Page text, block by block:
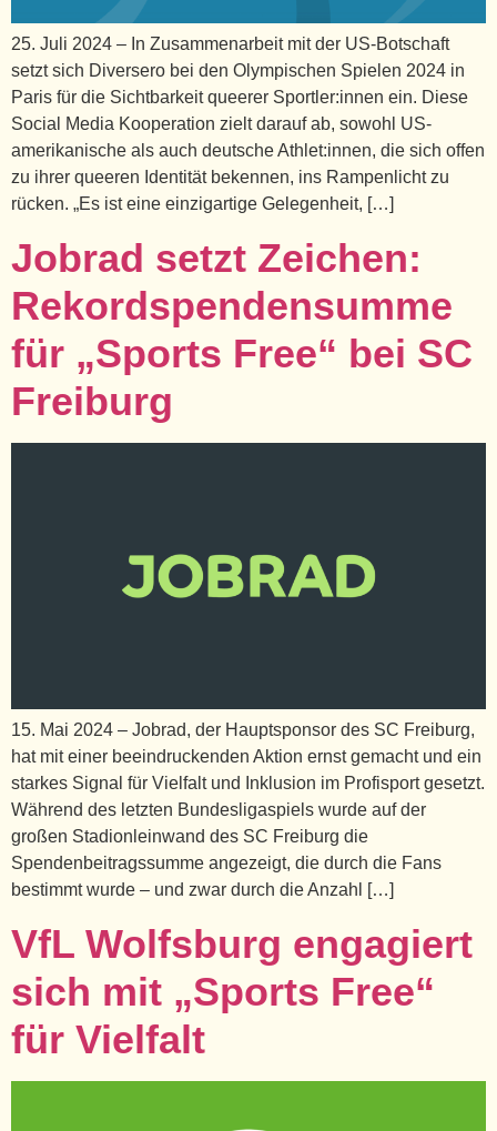
25. Juli 2024 – In Zusammenarbeit mit der US-Botschaft
setzt sich Diversero bei den Olympischen Spielen 2024 in
Paris für die Sichtbarkeit queerer Sportler:innen ein. Diese
Social Media Kooperation zielt darauf ab, sowohl US-
amerikanische als auch deutsche Athlet:innen, die sich offen
zu ihrer queeren Identität bekennen, ins Rampenlicht zu
rücken. „Es ist eine einzigartige Gelegenheit, […]
Jobrad setzt Zeichen:
Rekordspendensumme
für „Sports Free“ bei SC
Freiburg
15. Mai 2024 – Jobrad, der Hauptsponsor des SC Freiburg,
hat mit einer beeindruckenden Aktion ernst gemacht und ein
starkes Signal für Vielfalt und Inklusion im Profisport gesetzt.
Während des letzten Bundesligaspiels wurde auf der
großen Stadionleinwand des SC Freiburg die
Spendenbeitragssumme angezeigt, die durch die Fans
bestimmt wurde – und zwar durch die Anzahl […]
VfL Wolfsburg engagiert
sich mit „Sports Free“
für Vielfalt